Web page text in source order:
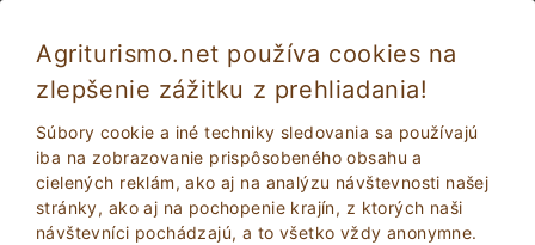
Agriturismo.net používa cookies na
zlepšenie zážitku z prehliadania!
Súbory cookie a iné techniky sledovania sa používajú
iba na zobrazovanie prispôsobeného obsahu a
cielených reklám, ako aj na analýzu návštevnosti našej
stránky, ako aj na pochopenie krajín, z ktorých naši
návštevníci pochádzajú, a to všetko vždy anonymne.